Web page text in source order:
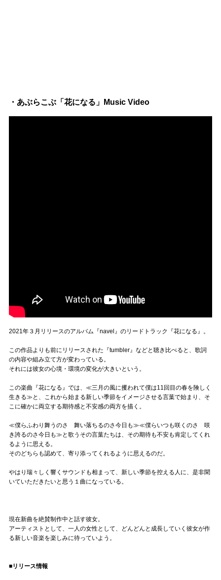
・あぶらこぶ「花になる」Music Video
2021年３月リリースのアルバム『navel』のリードトラック『花になる』。
この作品よりも前にリリースされた『tumbler』などと聴き比べると、歌詞
の内容や組み立て方が変わっている。
それには彼女の心境・環境の変化が大きいという。
この楽曲『花になる』では、≪三月の風に攫われて僕は11回目の春を険しく
生きる≫と、これから始まる新しい季節をイメージさせる言葉で始まり、そ
こに確かに両立する期待感と不安感の両方を描く。
≪僕らふわり舞うのさ 舞い落ちるのさ今日も≫≪僕らいつも咲くのさ 咲
き誇るのさ今日も≫と歌うその言葉たちは、その期待も不安も肯定してくれ
るように思える。
そのどちらも認めて、寄り添ってくれるように思えるのだ。
やはり瑞々しく響くサウンドも相まって、新しい季節を控える人に、是非聞
いていただきたいと思う１曲になっている。
現在新曲を絶賛制作中と話す彼女。
アーティストとして、一人の女性として、どんどんと成長していく彼女が作
る新しい音楽を楽しみに待っていよう。
■リリース情報